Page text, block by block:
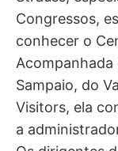
Congressos,
conhecer o
Acompanhada
Sampaio, do
Visitors, ela
a